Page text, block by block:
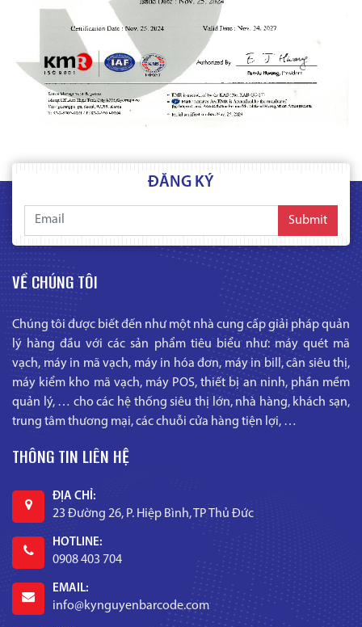
ĐĂNG KÝ
Submit
VỀ CHÚNG TÔI
Chúng tôi được biết đến như một nhà cung cấp giải pháp quản
lý hàng đầu với các sản phẩm tiêu biểu như: máy quét mã
vạch, máy in mã vạch, máy in hóa đơn, máy in bill, cân siêu thị,
máy kiểm kho mã vạch, máy POS, thiết bị an ninh, phần mềm
quản lý, … cho các hệ thống siêu thị lớn, nhà hàng, khách sạn,
trung tâm thương mại, các chuỗi cửa hàng tiện lợi, …
THÔNG TIN LIÊN HỆ
ĐỊA CHỈ:
23 Đường 26, P. Hiệp Bình, TP Thủ Đức
HOTLINE:
0908 403 704
EMAIL:
info@kynguyenbarcode.com